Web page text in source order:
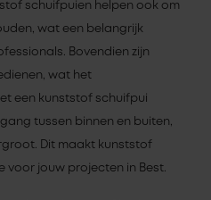
schuifpuien helpen ook om
wat een belangrijk
Bovendien zijn
wat het
een kunststof schuifpui
tussen binnen en buiten,
Dit maakt kunststof
voor jouw projecten in Best.